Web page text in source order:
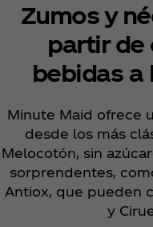
Zumos y
partir de
bebidas a
Minute Maid ofrece
desde los más
Melocotón, sin
sorprendentes,
Antiox, que pueden
y